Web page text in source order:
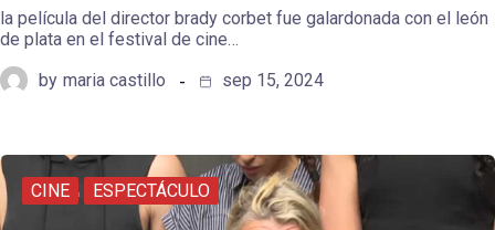
la película del director brady corbet fue galardonada con el león
de plata en el festival de cine…
by maria castillo sep 15, 2024
CINE ESPECTÁCULO